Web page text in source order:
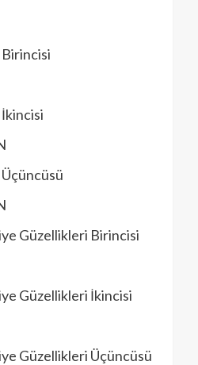
Güzellikleri Birincisi
Güzellikleri İkincisi
Güzellikleri Üçüncüsü